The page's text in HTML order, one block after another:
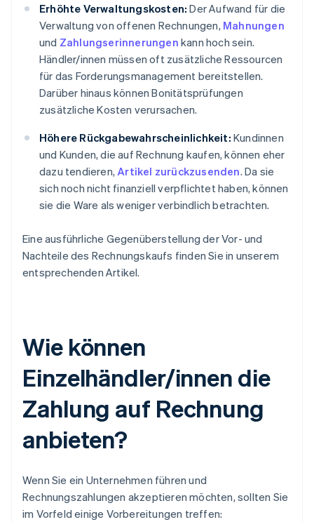
Erhöhte Verwaltungskosten: Der Aufwand für die
Verwaltung von offenen Rechnungen, Mahnungen
und Zahlungserinnerungen kann hoch sein.
Händler/innen müssen oft zusätzliche Ressourcen
für das Forderungsmanagement bereitstellen.
Darüber hinaus können Bonitätsprüfungen
zusätzliche Kosten verursachen.
Höhere Rückgabewahrscheinlichkeit: Kundinnen
und Kunden, die auf Rechnung kaufen, können eher
dazu tendieren,Artikel zurückzusenden. Da sie
sich noch nicht finanziell verpflichtet haben, können
sie die Ware als weniger verbindlich betrachten.
Eine ausführliche Gegenüberstellung der Vor- und
Nachteile des Rechnungskaufs finden Sie in unserem
entsprechenden Artikel.
Wie können
Einzelhändler/innen die
Zahlung auf Rechnung
anbieten?
Wenn Sie ein Unternehmen führen und
Rechnungszahlungen akzeptieren möchten, sollten Sie
im Vorfeld einige Vorbereitungen treffen: